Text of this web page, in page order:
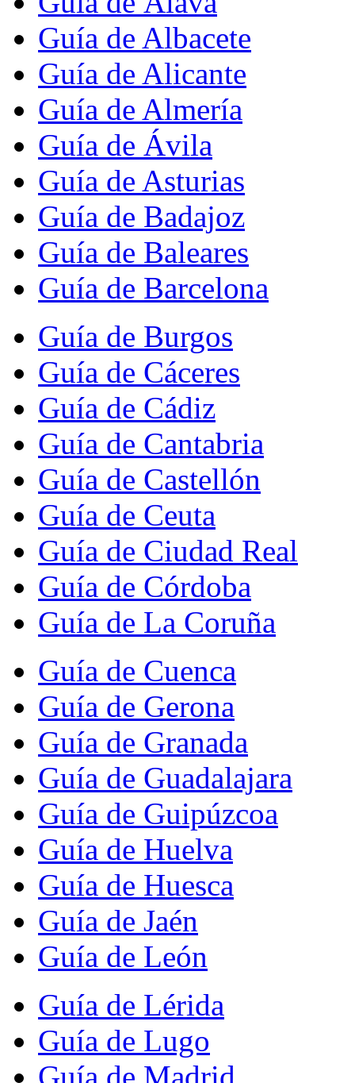
Guía de Albacete
Guía de Alicante
Guía de Almería
Guía de Ávila
Guía de Asturias
Guía de Badajoz
Guía de Baleares
Guía de Barcelona
Guía de Burgos
Guía de Cáceres
Guía de Cádiz
Guía de Cantabria
Guía de Castellón
Guía de Ceuta
Guía de Ciudad Real
Guía de Córdoba
Guía de La Coruña
Guía de Cuenca
Guía de Gerona
Guía de Granada
Guía de Guadalajara
Guía de Guipúzcoa
Guía de Huelva
Guía de Huesca
Guía de Jaén
Guía de León
Guía de Lérida
Guía de Lugo
Guía de Madrid